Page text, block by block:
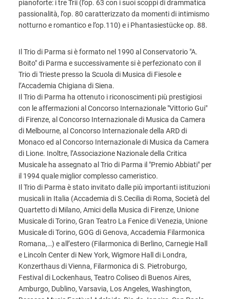
pianoforte: i tre Trii (l’op. 63 con i suoi scoppi di drammatica
passionalità, l’op. 80 caratterizzato da momenti di intimismo
notturno e romantico e l’op.110) e i Phantasiestücke op. 88.
Il Trio di Parma si è formato nel 1990 al Conservatorio "A.
Boito" di Parma e successivamente si è perfezionato con il
Trio di Trieste presso la Scuola di Musica di Fiesole e
l’Accademia Chigiana di Siena.
Il Trio di Parma ha ottenuto i riconoscimenti più prestigiosi
con le affermazioni al Concorso Internazionale "Vittorio Gui"
di Firenze, al Concorso Internazionale di Musica da Camera
di Melbourne, al Concorso Internazionale della ARD di
Monaco ed al Concorso Internazionale di Musica da Camera
di Lione. Inoltre, l’Associazione Nazionale della Critica
Musicale ha assegnato al Trio di Parma il "Premio Abbiati" per
il 1994 quale miglior complesso cameristico.
Il Trio di Parma è stato invitato dalle più importanti istituzioni
musicali in Italia (Accademia di S.Cecilia di Roma, Società del
Quartetto di Milano, Amici della Musica di Firenze, Unione
Musicale di Torino, Gran Teatro La Fenice di Venezia, Unione
Musicale di Torino, GOG di Genova, Accademia Filarmonica
Romana,…) e all’estero (Filarmonica di Berlino, Carnegie Hall
e Lincoln Center di New York, Wigmore Hall di Londra,
Konzerthaus di Vienna, Filarmonica di S. Pietroburgo,
Festival di Lockenhaus, Teatro Coliseo di Buenos Aires,
Amburgo, Dublino, Varsavia, Los Angeles, Washington,